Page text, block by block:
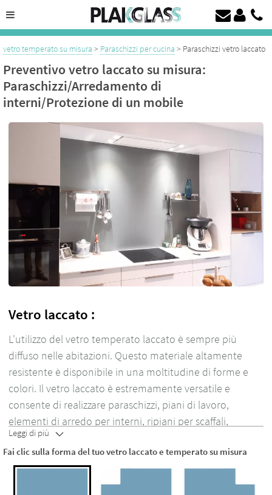
Taglio del vetro su misura da 4 a 19 mm
Vetro temperato, vetro laccato su misura a prezzo discount
vetro temperato su misura > Paraschizzi per cucina > Paraschizzi vetro laccato
Preventivo vetro laccato su misura:
Paraschizzi/Arredamento di
interni/Protezione di un mobile
Vetro laccato :
L'utilizzo del vetro temperato laccato è sempre più
diffuso nelle abitazioni. Questo materiale altamente
resistente è disponibile in una moltitudine di forme e
colori. Il vetro laccato è estremamente versatile e
consente di realizzare paraschizzi, piani di lavoro,
elementi di arredo per interni, ripiani per scaffali,
specchi. Un paraschizzi in vetro laccato porta ad
esempio in cucina un tocco di originalità, luce e colore.
In PlakGlass utilizziamo esclusivamente vetro
temperato, che è da cinque a sette volte più
Leggi di più
Fai clic sulla forma del tuo vetro laccato e temperato su misura